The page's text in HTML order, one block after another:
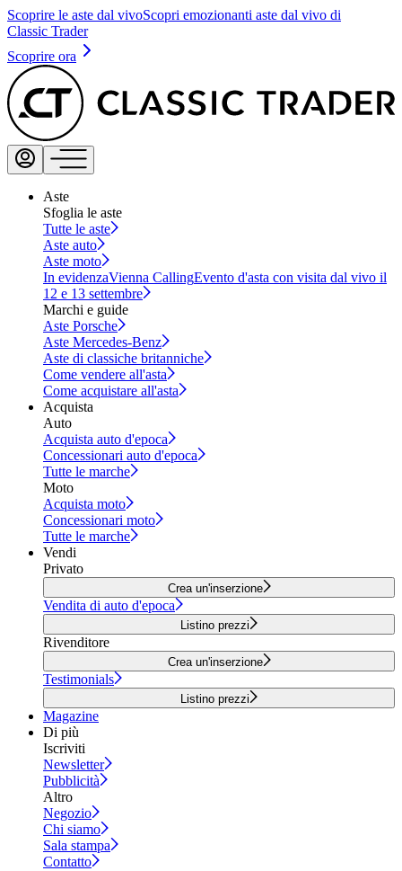
Scoprire le aste dal vivoScopri emozionanti aste dal vivo di
Classic Trader
Scoprire ora
Aste
Sfoglia le aste
Tutte le aste
Aste auto
Aste moto
In evidenzaVienna CallingEvento d'asta con visita dal vivo il
12 e 13 settembre
Marchi e guide
Aste Porsche
Aste Mercedes-Benz
Aste di classiche britanniche
Come vendere all'asta
Come acquistare all'asta
Acquista
Auto
Acquista auto d'epoca
Concessionari auto d'epoca
Tutte le marche
Moto
Acquista moto
Concessionari moto
Tutte le marche
Vendi
Privato
Crea un'inserzione
Vendita di auto d'epoca
Listino prezzi
Rivenditore
Crea un'inserzione
Testimonials
Listino prezzi
Magazine
Di più
Iscriviti
Newsletter
Pubblicità
Altro
Negozio
Chi siamo
Sala stampa
Contatto